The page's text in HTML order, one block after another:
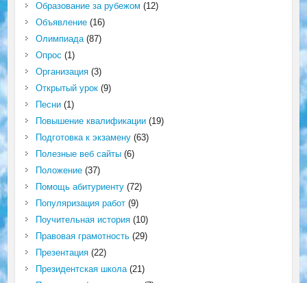
Образование за рубежом (12)
Объявление(16)
Олимпиада(87)
Опрос (1)
Организация(3)
Открытый урок(9)
Песни(1)
Повышение квалификации(19)
Подготовка к экзамену(63)
Полезные веб сайты(6)
Положение(37)
Помощь абитуриенту(72)
Популяризация работ(9)
Поучительная история(10)
Правовая грамотность(29)
Презентация(22)
Президентская школа(21)